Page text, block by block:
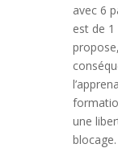
avec 6
est de
une